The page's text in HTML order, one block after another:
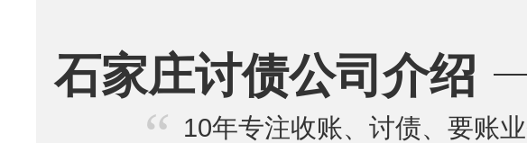
石家庄讨债公司介绍
10年专注收账、讨债、要账